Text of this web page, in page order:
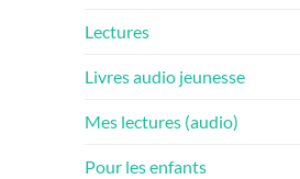
Lectures
Livres audio jeunesse
Mes lectures (audio)
Pour les enfants